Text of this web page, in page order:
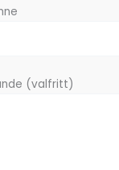
(valfritt)